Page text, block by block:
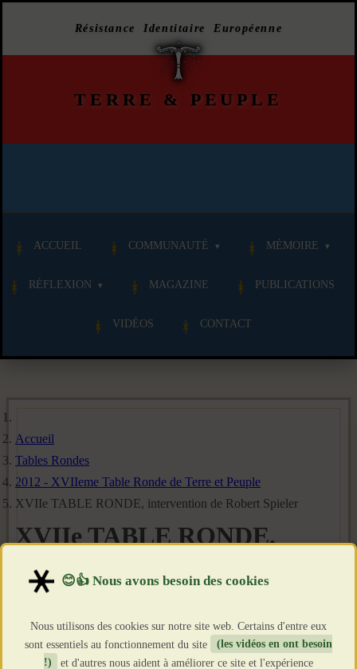
Résistance Identitaire Européenne
TERRE & PEUPLE
ACCUEIL COMMUNAUTÉ MÉMOIRE
RÉFLEXION MAGAZINE PUBLICATIONS
VIDÉOS CONTACT
Accueil
Tables Rondes
2012 - XVIIeme Table Ronde de Terre et Peuple
XVIIe TABLE RONDE, intervention de Robert Spieler
XVIIe TABLE RONDE,
intervention de Robert
Spieler
Détails
Nous utilisons des cookies sur notre site web. Certains d'entre eux
sont essentiels au fonctionnement du site
(les vidéos en ont besoin
!)
et d'autres nous aident à améliorer ce site et l'expérience